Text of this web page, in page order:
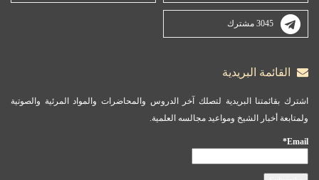
3045 مشترك
القائمة البريدية
اشترك بقائمتنا البريدية لتصلك آخر الدروس والمحاضرات والمواد المرئية والصوتية
ولمتابعة أخبار الشيخ ومواعيد مجالسه العلمية.
Email*